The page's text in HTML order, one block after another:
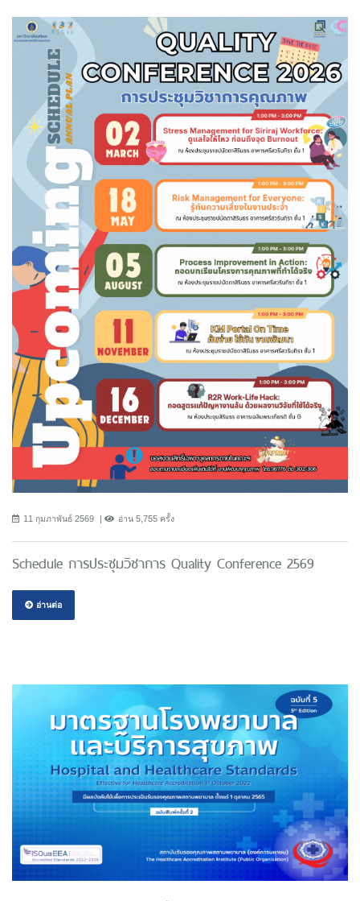
11 กุมภาพันธ์ 2569 อ่าน 5,755 ครั้ง
Schedule การประชุมวิชาการ Quality Conference 2569
อ่านต่อ